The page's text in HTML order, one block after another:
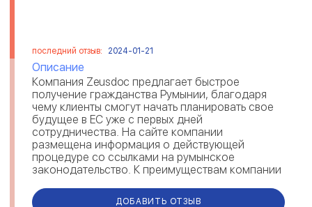
последний отзыв: 2024-01-21
Описание
Компания Zeusdoc предлагает быстрое
получение гражданства Румынии, благодаря
чему клиенты смогут начать планировать свое
будущее в ЕС уже с первых дней
сотрудничества. На сайте компании
размещена информация о действующей
процедуре со ссылками на румынское
законодательство. К преимуществам компании
всех этапах оформления, сохран...
ДОБАВИТЬ ОТЗЫВ